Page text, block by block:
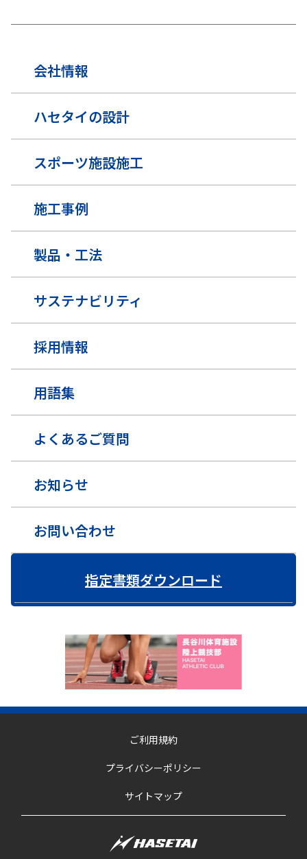
会社情報
ハセタイの設計
スポーツ施設施工
施工事例
製品・工法
サステナビリティ
採用情報
用語集
よくあるご質問
お知らせ
お問い合わせ
指定書類ダウンロード
ご利用規約
プライバシーポリシー
サイトマップ